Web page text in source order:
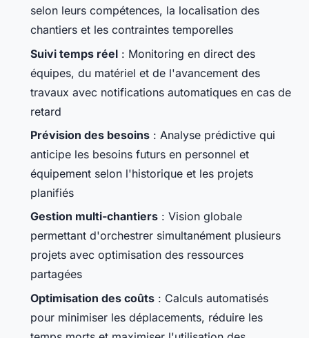
selon leurs compétences, la localisation des
chantiers et les contraintes temporelles
Suivi temps réel : Monitoring en direct des
équipes, du matériel et de l'avancement des
travaux avec notifications automatiques en cas de
retard
Prévision des besoins : Analyse prédictive qui
anticipe les besoins futurs en personnel et
équipement selon l'historique et les projets
planifiés
Gestion multi-chantiers : Vision globale
permettant d'orchestrer simultanément plusieurs
projets avec optimisation des ressources
partagées
Optimisation des coûts : Calculs automatisés
pour minimiser les déplacements, réduire les